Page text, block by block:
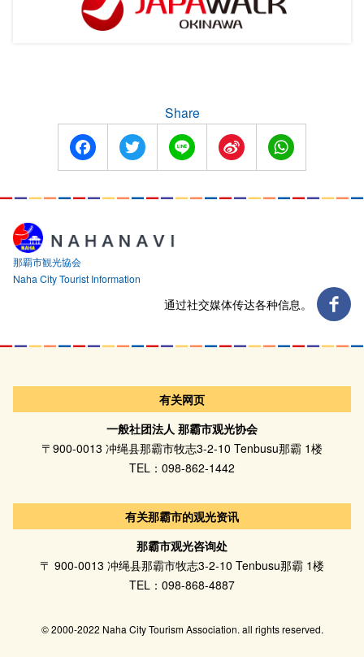
Share
FacebookTwitter Line
Sina
Weibo
WhatsApp
那覇市観光協会
Naha City Tourist Information
通过社交媒体传达各种信息。
有关网页
一般社团法人 那霸市观光协会
〒900-0013 冲绳县那霸市牧志3-2-10 Tenbusu那霸 1楼
TEL：098-862-1442
有关那霸市的观光资讯
那霸市观光咨询处
〒 900-0013 冲绳县那霸市牧志3-2-10 Tenbusu那霸 1楼
TEL：098-868-4887
© 2000-2022 Naha City Tourism Association. all rights reserved.